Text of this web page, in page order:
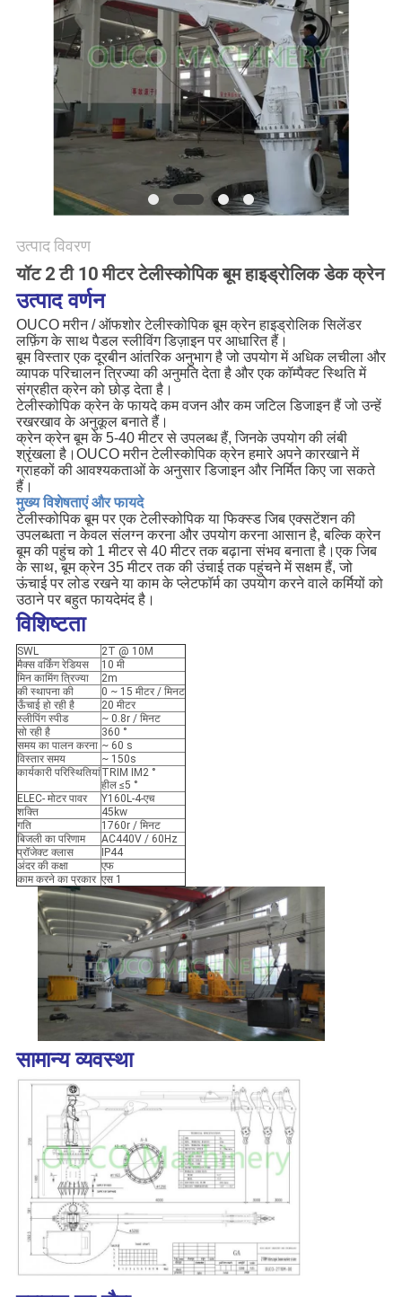
CONTACT
साइटमैप
गोपनीयता
नीति
उत्पाद विवरण
यॉट 2 टी 10 मीटर टेलीस्कोपिक बूम हाइड्रोलिक डेक क्रेन
उत्पाद वर्णन
OUCO मरीन / ऑफशोर टेलीस्कोपिक बूम क्रेन हाइड्रोलिक सिलेंडर
लफ़िंग के साथ पैडल स्लीविंग डिज़ाइन पर आधारित हैं।
बूम विस्तार एक दूरबीन आंतरिक अनुभाग है जो उपयोग में अधिक लचीला और
व्यापक परिचालन त्रिज्या की अनुमति देता है और एक कॉम्पैक्ट स्थिति में
संग्रहीत क्रेन को छोड़ देता है।
टेलीस्कोपिक क्रेन के फायदे कम वजन और कम जटिल डिजाइन हैं जो उन्हें
रखरखाव के अनुकूल बनाते हैं।
क्रेन क्रेन बूम के 5-40 मीटर से उपलब्ध हैं, जिनके उपयोग की लंबी
श्रृंखला है।OUCO मरीन टेलीस्कोपिक क्रेन हमारे अपने कारखाने में
ग्राहकों की आवश्यकताओं के अनुसार डिजाइन और निर्मित किए जा सकते
हैं।
मुख्य विशेषताएं और फायदे
टेलीस्कोपिक बूम पर एक टेलीस्कोपिक या फिक्स्ड जिब एक्सटेंशन की
उपलब्धता न केवल संलग्न करना और उपयोग करना आसान है, बल्कि क्रेन
बूम की पहुंच को 1 मीटर से 40 मीटर तक बढ़ाना संभव बनाता है।एक जिब
के साथ, बूम क्रेन 35 मीटर तक की उंचाई तक पहुंचने में सक्षम हैं, जो
ऊंचाई पर लोड रखने या काम के प्लेटफॉर्म का उपयोग करने वाले कर्मियों को
उठाने पर बहुत फायदेमंद है।
विशिष्टता
SWL
2T @ 10M
मैक्स वर्किंग रेडियस
10 मी
मिन कामिंग त्रिज्या
2m
की स्थापना की
0 ~ 15 मीटर / मिनट
ऊँचाई हो रही है
20 मीटर
स्लीपिंग स्पीड
~ 0.8r / मिनट
सो रही है
360 °
समय का पालन करना ~ 60 s
विस्तार समय
~ 150s
कार्यकारी परिस्थितियांTRIM IM2 °
हील ≤5 °
ELEC- मोटर पावर
Y160L-4-एच
शक्ति
45kw
गति
1760r / मिनट
बिजली का परिणाम
AC440V / 60Hz
प्रॉजेक्ट क्लास
IP44
अंदर की कक्षा
एफ
काम करने का प्रकार एस 1
सामान्य व्यवस्था